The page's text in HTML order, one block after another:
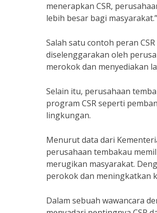
menerapkan CSR,
lebih besar bagi masyarakat.”
Salah satu contoh peran
diselenggarakan oleh
merokok dan menyediakan
Selain itu, perusahaan
program CSR seperti
lingkungan.
Menurut data dari
perusahaan tembakau
merugikan masyarakat.
perokok dan meningkatkan
Dalam sebuah wawancara